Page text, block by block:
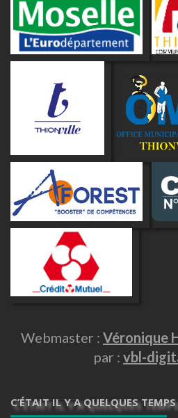
Webmaster : Véronique
par : vbl-
C’ÉTAIT IL Y A QUELQUES